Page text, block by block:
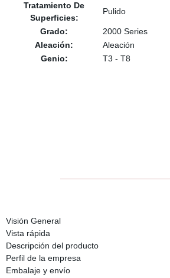
Tratamiento De
Superficies:
Pulido
Grado:
2000 Series
Aleación:
Aleación
Genio:
T3 - T8
Visión General
Vista rápida
Descripción del producto
Perfil de la empresa
Embalaje y envío